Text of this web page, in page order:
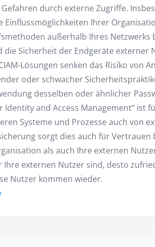
durch externe Zugriffe.
Einflussmöglichkeiten Ihrer
außerhalb Ihres Netzwerks
die Sicherheit der Endgeräte externer
Lösungen senken das Risiko von
oder schwacher
desselben oder ähnlicher
Identity and Access Management“ ist
Systeme und Prozesse auch von
sorgt dies auch für Vertrauen
als auch Ihre externen
Ihre externen Nutzer sind, desto
Nutzer kommen wieder.